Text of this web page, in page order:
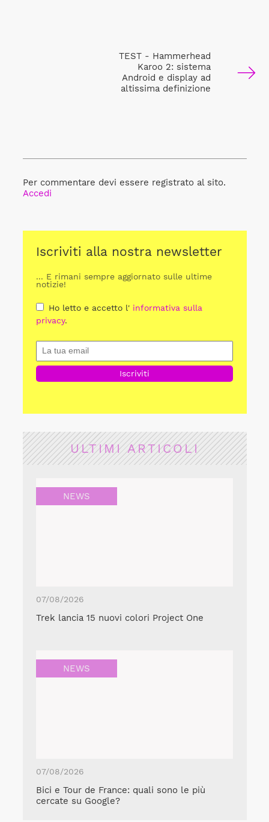
TEST - Hammerhead
Karoo 2: sistema
Android e display ad
altissima definizione
Per commentare devi essere registrato al sito.
Accedi
Iscriviti alla nostra newsletter
... E rimani sempre aggiornato sulle ultime
notizie!
Ho letto e accetto l' informativa sulla
privacy.
ULTIMI ARTICOLI
NEWS
07/08/2026
Trek lancia 15 nuovi colori Project One
NEWS
07/08/2026
Bici e Tour de France: quali sono le più
cercate su Google?